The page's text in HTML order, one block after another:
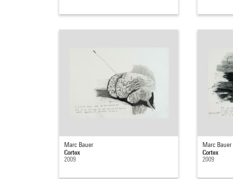
Marc Bauer
Cortex
2009
Marc Bauer
Cortex
2009